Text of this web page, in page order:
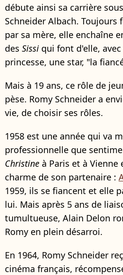
débute ainsi sa carrière
Schneider Albach.
par sa mère, elle enchaîne
des Sissi qui font d'elle,
princesse, une star, "la
Mais à 19 ans, ce rôle de
pèse. Romy Schneider a
vie, de choisir ses rôles.
1958 est une année qui va
professionnelle que
Christine à Paris et à Vienne
charme de son partenaire :
1959, ils se fiancent et elle
lui. Mais après 5 ans de
tumultueuse, Alain Delon
Romy en plein désarroi.
En 1964, Romy Schneider
cinéma français,